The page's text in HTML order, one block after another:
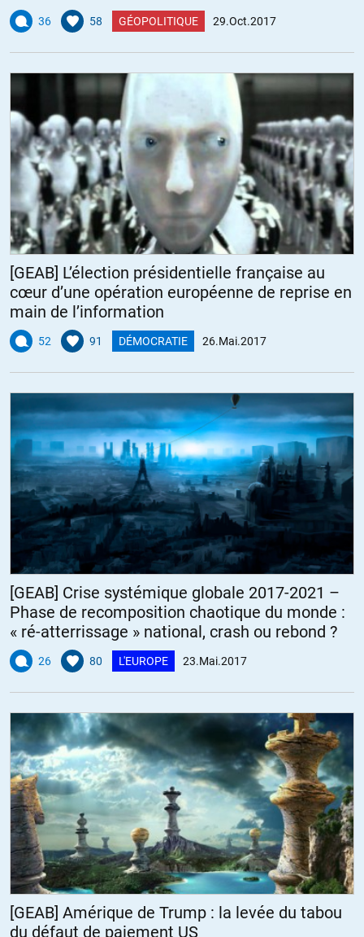
36 58 GÉOPOLITIQUE 29.Oct.2017
[GEAB] L’élection présidentielle française au
cœur d’une opération européenne de reprise en
main de l’information
52 91 DÉMOCRATIE 26.Mai.2017
[GEAB] Crise systémique globale 2017-2021 –
Phase de recomposition chaotique du monde :
« ré-atterrissage » national, crash ou rebond ?
26 80 L'EUROPE 23.Mai.2017
[GEAB] Amérique de Trump : la levée du tabou
du défaut de paiement US